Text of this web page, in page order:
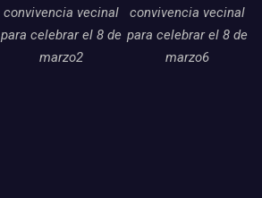
convivencia vecinal
para celebrar el 8 de
marzo2
convivencia vecinal
para celebrar el 8 de
marzo6